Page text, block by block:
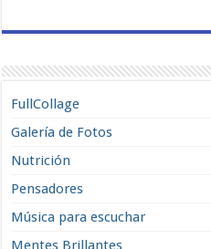
FullCollage
Galería de Fotos
Nutrición
Pensadores
Música para escuchar
Mentes Brillantes